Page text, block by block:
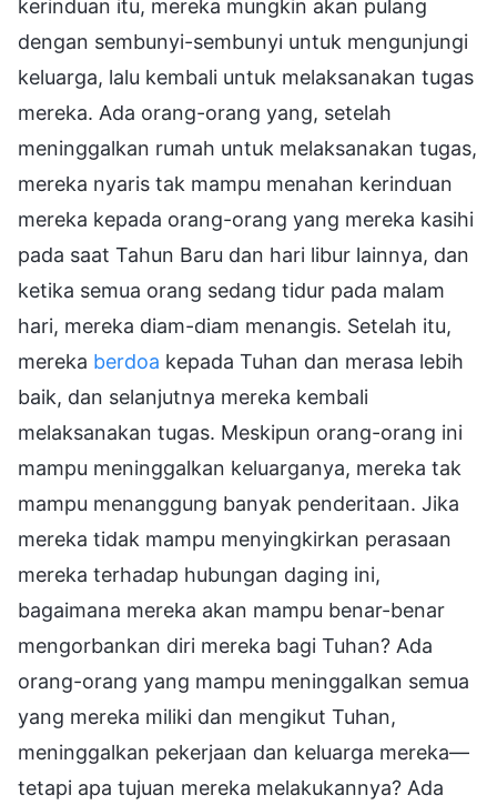
kerinduan itu, mereka mungkin akan pulang
dengan sembunyi-sembunyi untuk mengunjungi
keluarga, lalu kembali untuk melaksanakan tugas
mereka. Ada orang-orang yang, setelah
meninggalkan rumah untuk melaksanakan tugas,
mereka nyaris tak mampu menahan kerinduan
mereka kepada orang-orang yang mereka kasihi
pada saat Tahun Baru dan hari libur lainnya, dan
ketika semua orang sedang tidur pada malam
hari, mereka diam-diam menangis. Setelah itu,
mereka berdoa kepada Tuhan dan merasa lebih
baik, dan selanjutnya mereka kembali
melaksanakan tugas. Meskipun orang-orang ini
mampu meninggalkan keluarganya, mereka tak
mampu menanggung banyak penderitaan. Jika
mereka tidak mampu menyingkirkan perasaan
mereka terhadap hubungan daging ini,
bagaimana mereka akan mampu benar-benar
mengorbankan diri mereka bagi Tuhan? Ada
orang-orang yang mampu meninggalkan semua
yang mereka miliki dan mengikut Tuhan,
meninggalkan pekerjaan dan keluarga mereka—
tetapi apa tujuan mereka melakukannya? Ada